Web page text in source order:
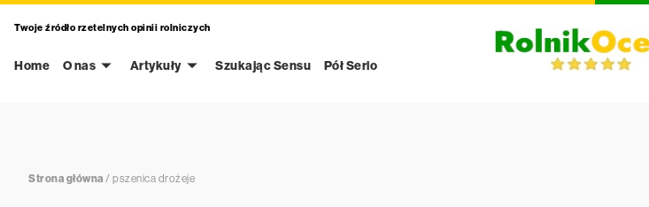
Twoje źródło rzetelnych opinii rolniczych
Home O nas Artykuły Szukając Sensu Pół Serio
Strona główna / pszenica drożeje